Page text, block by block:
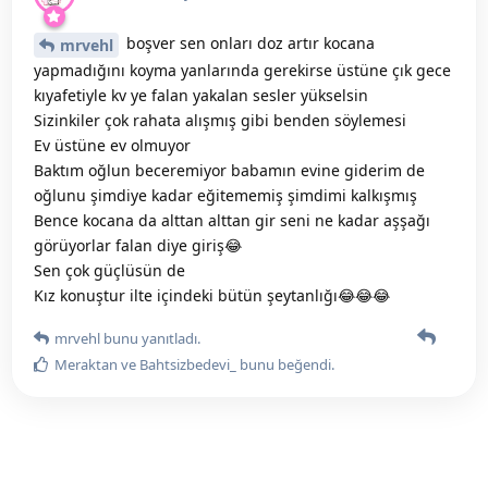
mrvehl
boşver sen onları doz artır kocana
yapmadığını koyma yanlarında gerekirse üstüne çık gece
kıyafetiyle kv ye falan yakalan sesler yükselsin
Sizinkiler çok rahata alışmış gibi benden söylemesi
Ev üstüne ev olmuyor
Baktım oğlun beceremiyor babamın evine giderim de
oğlunu şimdiye kadar eğitememiş şimdimi kalkışmış
Bence kocana da alttan alttan gir seni ne kadar aşşağı
görüyorlar falan diye giriş😂
Sen çok güçlüsün de
Kız konuştur ilte içindeki bütün şeytanlığı😂😂😂
mrvehl bunu yanıtladı.
Meraktan ve Bahtsizbedevi_ bunu beğendi.